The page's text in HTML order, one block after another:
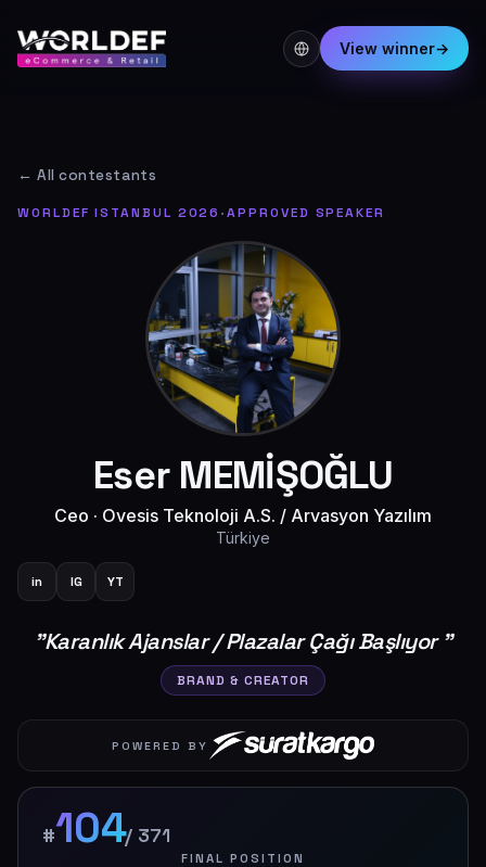
View winner→
← All contestants
WORLDEF ISTANBUL 2026 ·APPROVED SPEAKER
Eser MEMİŞOĞLU
Ceo · Ovesis Teknoloji A.S. / Arvasyon Yazılım
Türkiye
in IG YT
"Karanlık Ajanslar / Plazalar Çağı Başlıyor"
BRAND & CREATOR
POWERED BY
#104/ 371
FINAL POSITION